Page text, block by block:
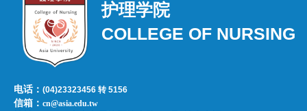
护理学院
COLLEGE OF NURSING
电话：(04)23323456 转 5156
信箱：cn@asia.edu.tw